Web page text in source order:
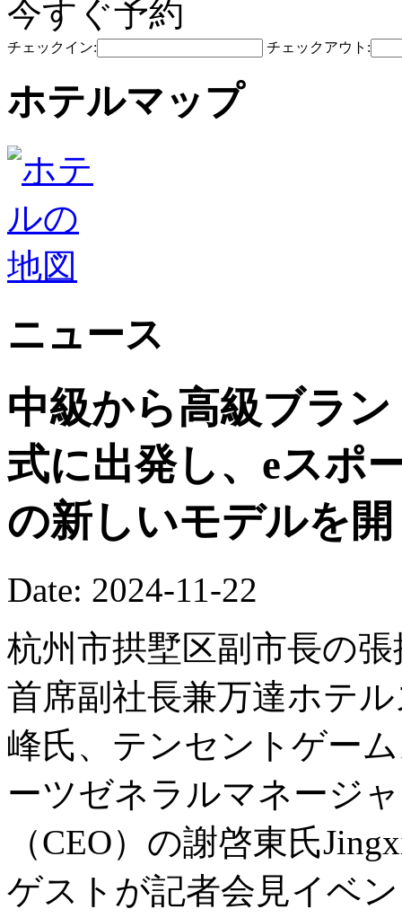
今すぐ予約
チェックイン: チェックアウト:
ホテルマップ
ニュース
中級から高級ブラ
式に出発し、eスポ
の新しいモデルを
Date: 2024-11-22
杭州市拱墅区副市長の
首席副社長兼万達ホテ
峰氏、テンセントゲー
ーツゼネラルマネージ
（CEO）の謝啓東氏
ゲストが記者会見イベ